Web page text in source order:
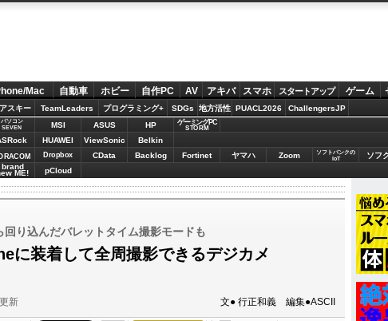
Mac 自動車 ホビー 自作PC AV アキバ スマホ スタートアップ ゲーム
スキー TeamLeaders プログラミング+ SDGs 地方活性 PUACL2026 ChallengersJP
パソコン
SEVEN
MSI ASUS HP ゲーミングPC
STORM
HUAWEI ViewSonic Belkin
Dropbox CData Backlog Fortinet ヤマハ Zoom
ソフトバンクの
IoT
ソフ
brand
ME! pCloud
回り込んだバレットタイム撮影モードも
に装着して全周撮影できるデジカメ
新 文● 行正和義 編集●ASCII